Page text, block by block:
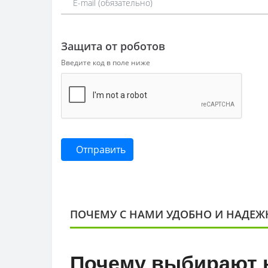
Защита от роботов
Введите код в поле ниже
Отправить
ПОЧЕМУ С НАМИ УДОБНО И